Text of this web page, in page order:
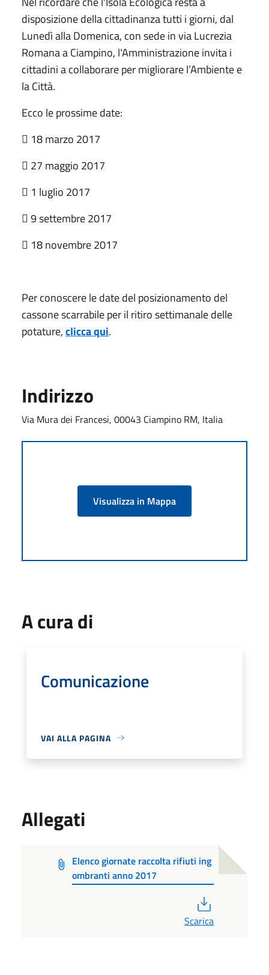
disposizione della cittadinanza tutti i giorni, dal
Lunedì alla Domenica, con sede in via Lucrezia
Romana a Ciampino, l'Amministrazione invita i
cittadini a collaborare per migliorare l’Ambiente e
la Città.
Ecco le prossime date:
 18 marzo 2017
 27 maggio 2017
 1 luglio 2017
 9 settembre 2017
 18 novembre 2017
Per conoscere le date del posizionamento del
cassone scarrabile per il ritiro settimanale delle
potature,clicca qui.
Indirizzo
Via Mura dei Francesi, 00043 Ciampino RM, Italia
Visualizza in Mappa
A cura di
Comunicazione
VAI ALLA PAGINA
Allegati
Elenco giornate raccolta rifiuti ing
ombranti anno 2017
Scarica